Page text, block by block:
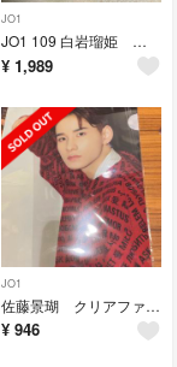
JO1
JO1 109 白岩瑠姫 ポップアップ popup トレカ コンプ セット
¥ 1,989
JO1
佐藤景瑚 クリアファイル ポップアップ jo1
¥ 946